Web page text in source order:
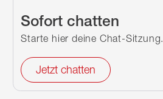
Sofort chatten
Starte hier deine Chat-Sitzung.
Jetzt chatten